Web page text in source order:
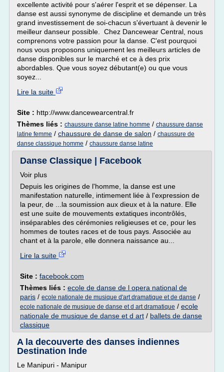
excellente activité pour s'aérer l'esprit et se dépenser. La
danse est aussi synonyme de discipline et demande un très
grand investissement de soi-chacun s'évertuant à devenir le
meilleur danseur possible. Chez Dancewear Central, nous
comprenons votre passion pour la danse. C'est pourquoi
nous vous proposons uniquement les meilleurs articles de
danse disponibles sur le marché et ce à des prix
abordables. Que vous soyez débutant(e) ou que vous
soyez...
Lire la suite
Site : http://www.dancewearcentral.fr
Thèmes liés : chaussure danse latine homme / chaussure danse
latine femme / chaussure de danse de salon / chaussure de
danse classique homme / chaussure danse latine
Danse Classique | Facebook
Voir plus
Depuis les origines de l'homme, la danse est une
manifestation naturelle, intimement liée à l'expression de
la peur, de ...la soumission aux dieux et à la nature. Elle
est une suite de mouvements extatiques incontrôlés,
inséparables des cérémonies religieuses et ce, pour les
hommes de toutes races et de tous pays. Associée au
chant et à la parole, elle donnera naissance au...
Lire la suite
Site : facebook.com
Thèmes liés : ecole de danse de l opera national de
paris / ecole nationale de musique d'art dramatique et de danse /
ecole nationale de musique de danse et d art dramatique / ecole
nationale de musique de danse et d art / ballets de danse
classique
A la decouverte des danses indiennes
Destination Inde
Le Manipuri - Manipur